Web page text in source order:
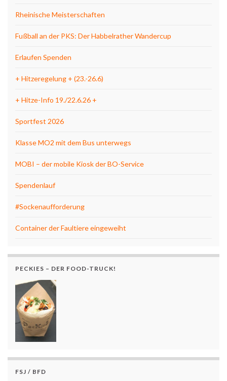
Rheinische Meisterschaften
Fußball an der PKS: Der Habbelrather Wandercup
Erlaufen Spenden
+ Hitzeregelung + (23.-26.6)
+ Hitze-Info 19./22.6.26 +
Sportfest 2026
Klasse MO2 mit dem Bus unterwegs
MOBI – der mobile Kiosk der BO-Service
Spendenlauf
#Sockenaufforderung
Container der Faultiere eingeweiht
PECKIES – DER FOOD-TRUCK!
FSJ / BFD